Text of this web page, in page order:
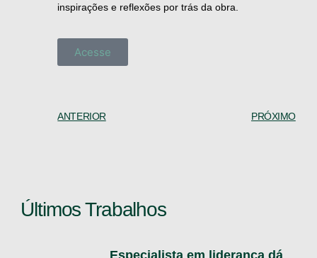
inspirações e reflexões por trás da obra.
Acesse
ANTERIOR PRÓXIMO
Últimos Trabalhos